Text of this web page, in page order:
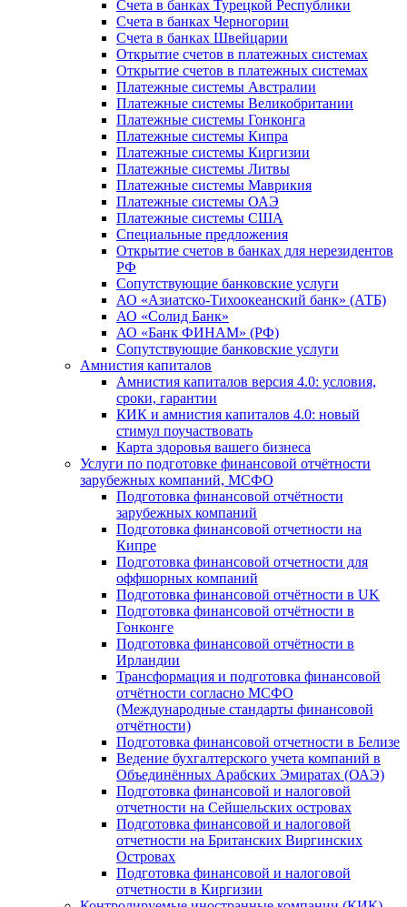
Счета в банках Турецкой Республики
Счета в банках Черногории
Счета в банках Швейцарии
Открытие счетов в платежных системах
Открытие счетов в платежных системах
Платежные системы Австралии
Платежные системы Великобритании
Платежные системы Гонконга
Платежные системы Кипра
Платежные системы Киргизии
Платежные системы Литвы
Платежные системы Маврикия
Платежные системы ОАЭ
Платежные системы США
Специальные предложения
Открытие счетов в банках для нерезидентов
РФ
Сопутствующие банковские услуги
АО «Азиатско-Тихоокеанский банк» (АТБ)
АО «Солид Банк»
АО «Банк ФИНАМ» (РФ)
Сопутствующие банковские услуги
Амнистия капиталов
Амнистия капиталов версия 4.0: условия,
сроки, гарантии
КИК и амнистия капиталов 4.0: новый
стимул поучаствовать
Карта здоровья вашего бизнеса
Услуги по подготовке финансовой отчётности
зарубежных компаний, МСФО
Подготовка финансовой отчётности
зарубежных компаний
Подготовка финансовой отчетности на
Кипре
Подготовка финансовой отчетности для
оффшорных компаний
Подготовка финансовой отчётности в UK
Подготовка финансовой отчётности в
Гонконге
Подготовка финансовой отчётности в
Ирландии
Трансформация и подготовка финансовой
отчётности согласно МСФО
(Международные стандарты финансовой
отчётности)
Подготовка финансовой отчетности в Белизе
Ведение бухгалтерского учета компаний в
Объединённых Арабских Эмиратах (ОАЭ)
Подготовка финансовой и налоговой
отчетности на Сейшельских островах
Подготовка финансовой и налоговой
отчетности на Британских Виргинских
Островах
Подготовка финансовой и налоговой
отчетности в Киргизии